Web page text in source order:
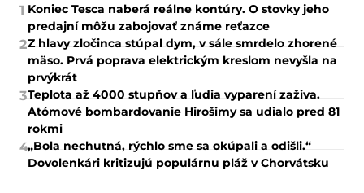
1 Koniec Tesca naberá reálne kontúry. O stovky jeho
predajní môžu zabojovať známe reťazce
2Z hlavy zločinca stúpal dym, v sále smrdelo zhorené
mäso. Prvá poprava elektrickým kreslom nevyšla na
prvýkrát
3Teplota až 4000 stupňov a ľudia vyparení zaživa.
Atómové bombardovanie Hirošimy sa udialo pred 81
rokmi
4„Bola nechutná, rýchlo sme sa okúpali a odišli.“
Dovolenkári kritizujú populárnu pláž v Chorvátsku